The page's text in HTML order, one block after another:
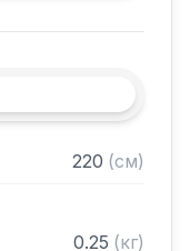
220 (см)
0.25 (кг)